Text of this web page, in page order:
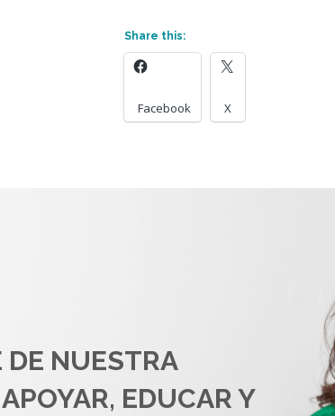
Share this:
Facebook X
DE NUESTRA
EDUCAR Y